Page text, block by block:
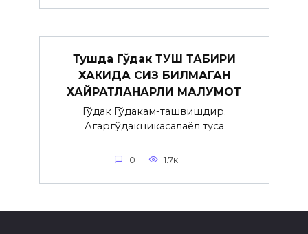
Тушда Гўдак ТУШ ТАБИРИ
ХАКИДА СИЗ БИЛМАГАН
ХАЙРАТЛАНАРЛИ МАЛУМОТ
Гўдак Гўдакғам-ташвишдир.
Агаргўдакникасалаёл туғса
0 1.7к.